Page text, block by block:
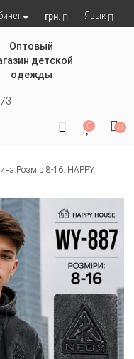
грн. Язык
Оптовый
детской
одежды
0 0
8-16. HAPPY